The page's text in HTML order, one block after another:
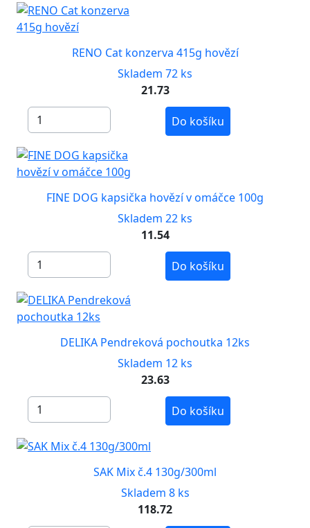
RENO Cat konzerva 415g hovězí
Skladem 72 ks
21.73
Do košíku
FINE DOG kapsička hovězí v omáčce 100g
Skladem 22 ks
11.54
Do košíku
DELIKA Pendreková pochoutka 12ks
Skladem 12 ks
23.63
Do košíku
SAK Mix č.4 130g/300ml
Skladem 8 ks
118.72